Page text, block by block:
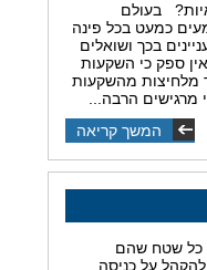
בעולם
כמעט בכל פינה
בכך ושואלים
ספק כי השקעות
מלחיצות מהשקעות
הרבה...
המשך קריאה
כל שטח שהם
להקהל על כניסה